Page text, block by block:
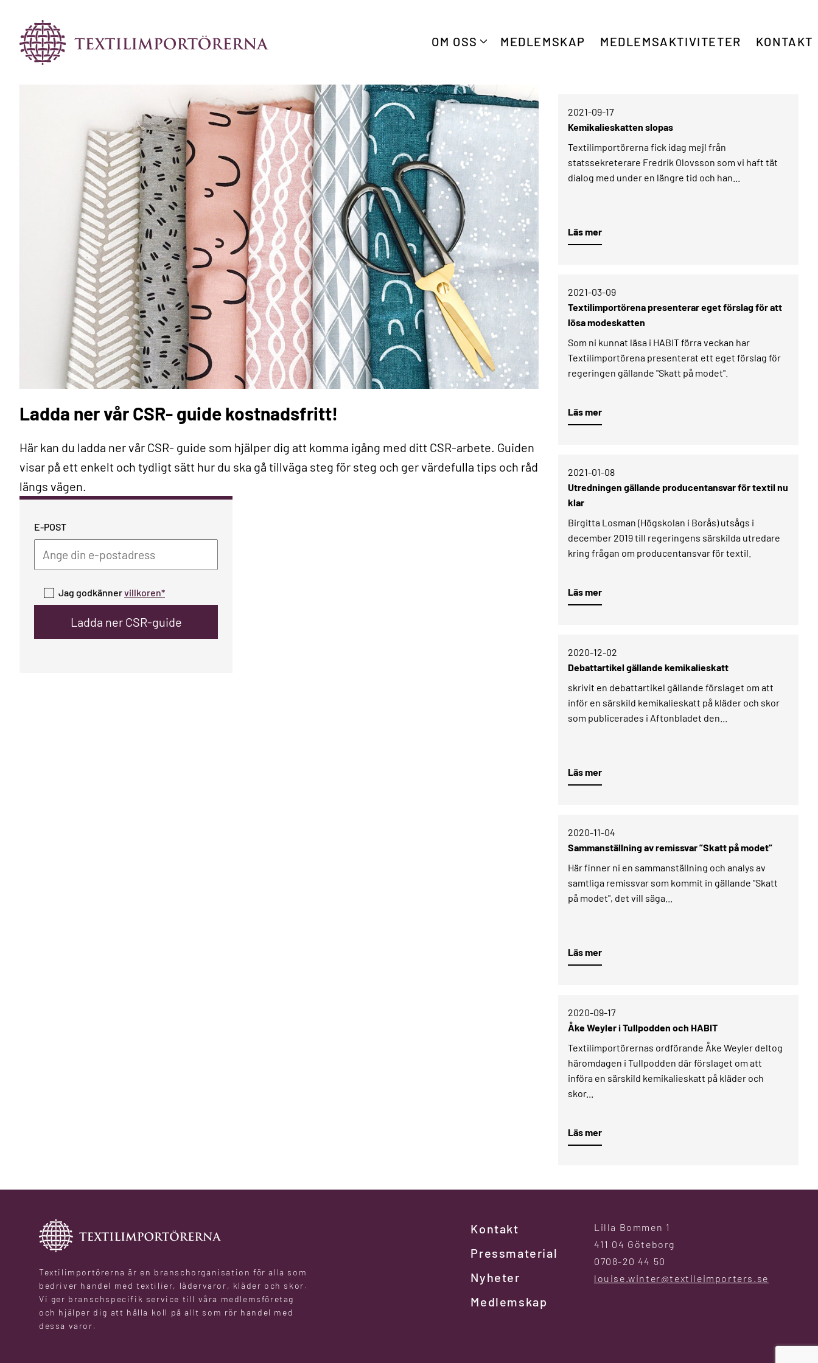
OM OSS MEDLEMSKAP MEDLEMSAKTIVITETER KONTAKT
Ladda ner vår CSR- guide kostnadsfritt!
Här kan du ladda ner vår CSR- guide som hjälper dig att komma igång med ditt CSR-arbete. Guiden
visar på ett enkelt och tydligt sätt hur du ska gå tillväga steg för steg och ger värdefulla tips och råd
längs vägen.
E-POST
Jag godkännervillkoren*
2021-09-17­
Kemikalieskatten slopas
Textilimportörerna fick idag mejl från
statssekreterare Fredrik Olovsson som vi haft tät
dialog med under en längre tid och han...
Läs mer
2021-03-09­
Textilimportörena presenterar eget förslag för att
lösa modeskatten
Som ni kunnat läsa i HABIT förra veckan har
Textilimportörena presenterat ett eget förslag för
regeringen gällande "Skatt på modet".
Läs mer
2021-01-08­
Utredningen gällande producentansvar för textil nu
klar
Birgitta Losman (Högskolan i Borås) utsågs i
december 2019 till regeringens särskilda utredare
kring frågan om producentansvar för textil.
Läs mer
2020-12-02­
Debattartikel gällande kemikalieskatt
skrivit en debattartikel gällande förslaget om att
inför en särskild kemikalieskatt på kläder och skor
som publicerades i Aftonbladet den...
Läs mer
2020-11-04­
Sammanställning av remissvar ”Skatt på modet”
Här finner ni en sammanställning och analys av
samtliga remissvar som kommit in gällande "Skatt
på modet", det vill säga...
Läs mer
2020-09-17­
Åke Weyler i Tullpodden och HABIT
Textilimportörernas ordförande Åke Weyler deltog
häromdagen i Tullpodden där förslaget om att
införa en särskild kemikalieskatt på kläder och
skor...
Läs mer
Textilimportörerna är en branschorganisation för alla som
bedriver handel med textilier, lädervaror, kläder och skor.
Vi ger branschspecifik service till våra medlemsföretag
och hjälper dig att hålla koll på allt som rör handel med
dessa varor.
Kontakt
Pressmaterial
Nyheter
Medlemskap
Lilla Bommen 1
411 04 Göteborg
0708-20 44 50
louise.winter@textileimporters.se